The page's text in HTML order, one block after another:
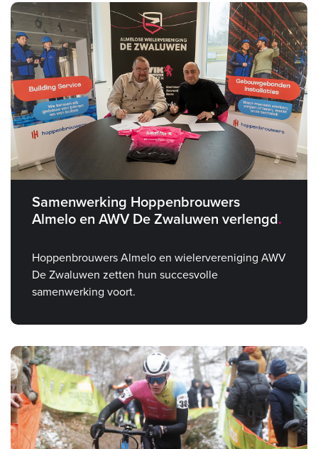
Samenwerking Hoppenbrouwers
Almelo en AWV De Zwaluwen verlengd
Hoppenbrouwers Almelo en wielervereniging AWV
De Zwaluwen zetten hun succesvolle
samenwerking voort.